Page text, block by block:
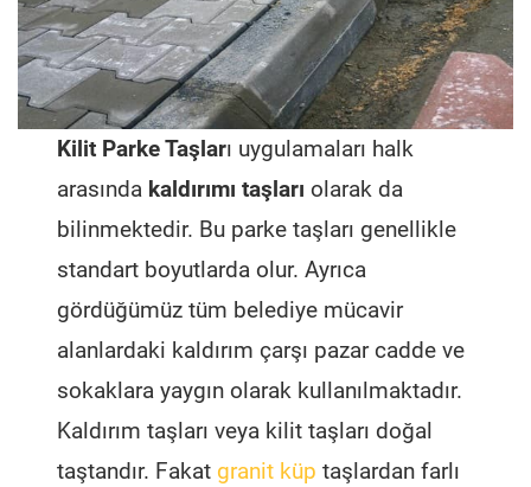
Kilit Parke Taşları uygulamaları halk
arasında kaldırımı taşları olarak da
bilinmektedir. Bu parke taşları genellikle
standart boyutlarda olur. Ayrıca
gördüğümüz tüm belediye mücavir
alanlardaki kaldırım çarşı pazar cadde ve
sokaklara yaygın olarak kullanılmaktadır.
Kaldırım taşları veya kilit taşları doğal
taştandır. Fakat granit küp taşlardan farlı